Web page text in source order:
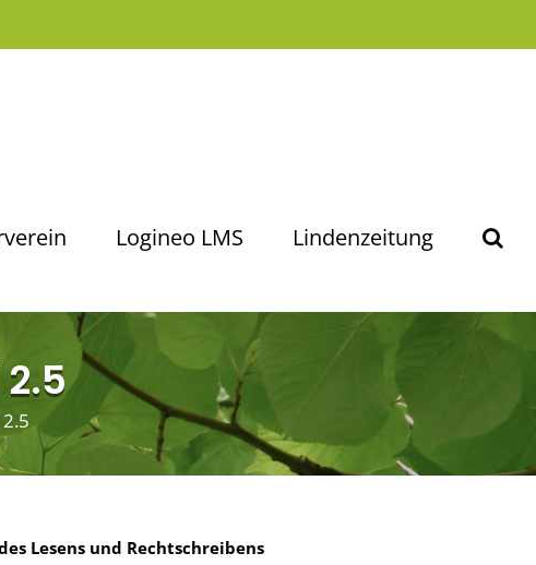
Logineo LMS Lindenzeitung
Lesens und Rechtschreibens